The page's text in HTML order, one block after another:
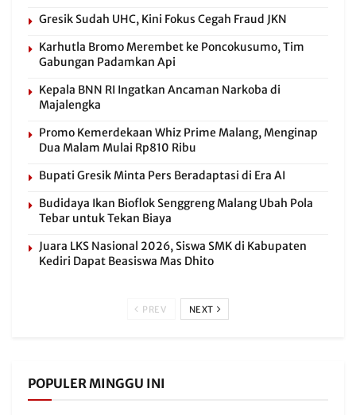
Gresik Sudah UHC, Kini Fokus Cegah Fraud JKN
Karhutla Bromo Merembet ke Poncokusumo, Tim
Gabungan Padamkan Api
Kepala BNN RI Ingatkan Ancaman Narkoba di
Majalengka
Promo Kemerdekaan Whiz Prime Malang, Menginap
Dua Malam Mulai Rp810 Ribu
Bupati Gresik Minta Pers Beradaptasi di Era AI
Budidaya Ikan Bioflok Senggreng Malang Ubah Pola
Tebar untuk Tekan Biaya
Juara LKS Nasional 2026, Siswa SMK di Kabupaten
Kediri Dapat Beasiswa Mas Dhito
PREV NEXT
POPULER MINGGU INI